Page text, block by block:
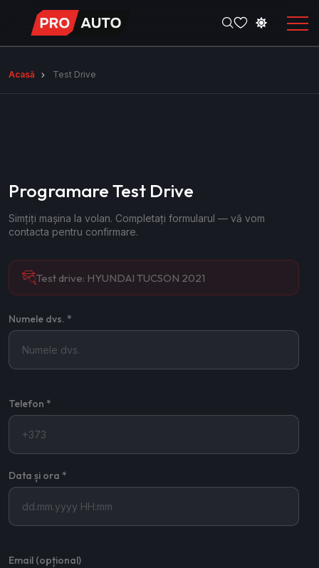
Acasă Test Drive
Programare Test Drive
Simțiți mașina la volan. Completați formularul — vă vom
contacta pentru confirmare.
Test drive: HYUNDAI TUCSON 2021
Numele dvs. *
Telefon *
Data și ora *
Email (opțional)